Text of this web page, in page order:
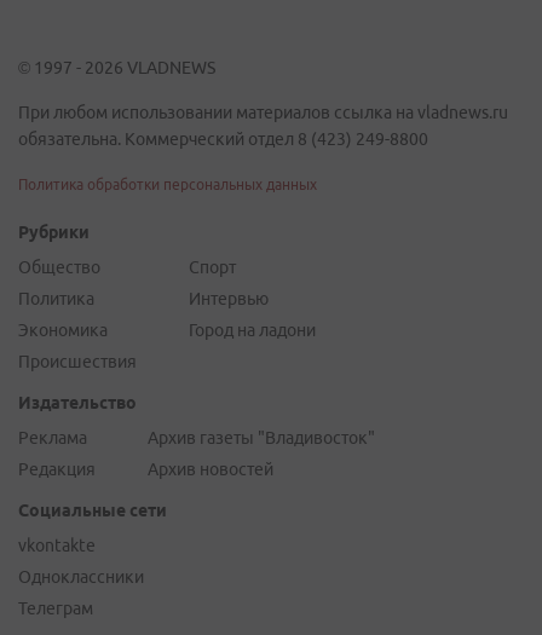
© 1997 - 2026 VLADNEWS
При любом использовании материалов ссылка на vladnews.ru
обязательна. Коммерческий отдел 8 (423) 249-8800
Политика обработки персональных данных
Рубрики
Общество
Политика
Экономика
Происшествия
Спорт
Интервью
Город на ладони
Издательство
Реклама
Редакция
Архив газеты "Владивосток"
Архив новостей
Социальные сети
vkontakte
Одноклассники
Телеграм